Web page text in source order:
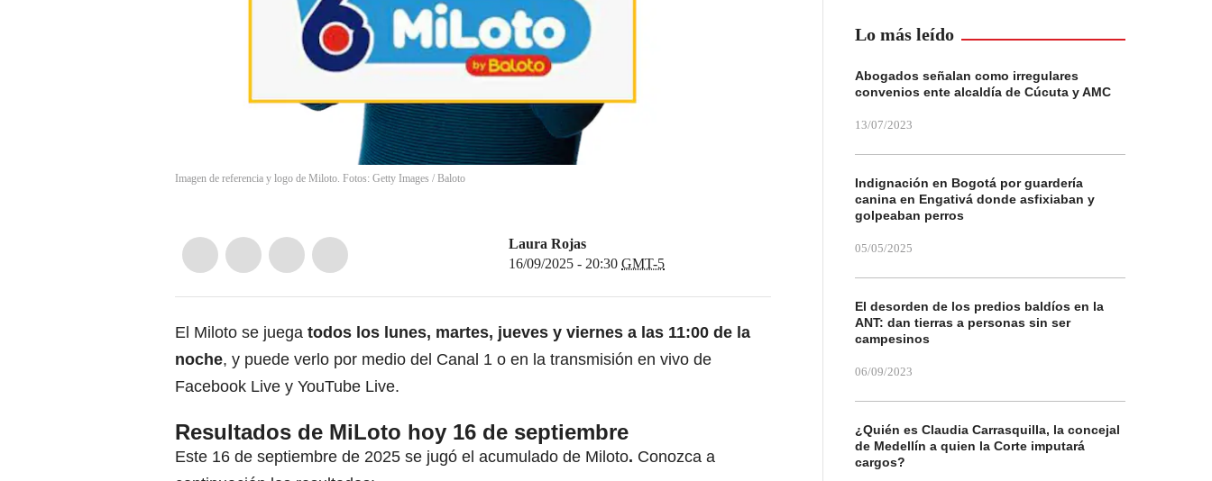
Imagen de referencia y logo de Miloto. Fotos: Getty Images / Baloto
Laura Rojas
16/09/2025 - 20:30 GMT-5
El Miloto se juega todos los lunes, martes, jueves y viernes a las 11:00 de la
noche, y puede verlo por medio del Canal 1 o en la transmisión en vivo de
Facebook Live y YouTube Live.
Resultados de MiLoto hoy 16 de septiembre
Este 16 de septiembre de 2025 se jugó el acumulado de Miloto. Conozca a
Lo más leído
Abogados señalan como irregulares
convenios ente alcaldía de Cúcuta y AMC
13/07/2023
Indignación en Bogotá por guardería
canina en Engativá donde asfixiaban y
golpeaban perros
05/05/2025
El desorden de los predios baldíos en la
ANT: dan tierras a personas sin ser
campesinos
06/09/2023
¿Quién es Claudia Carrasquilla, la concejal
de Medellín a quien la Corte imputará
cargos?